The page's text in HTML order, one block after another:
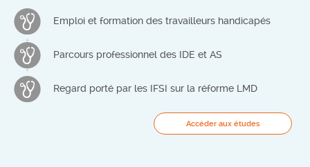
Emploi et formation des travailleurs handicapés
Parcours professionnel des IDE et AS
Regard porté par les IFSI sur la réforme LMD
Accéder aux études